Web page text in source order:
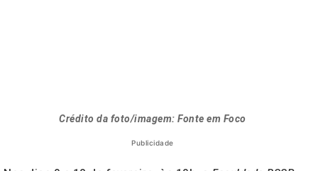
Crédito da foto/imagem: Fonte em Foco
Publicidade